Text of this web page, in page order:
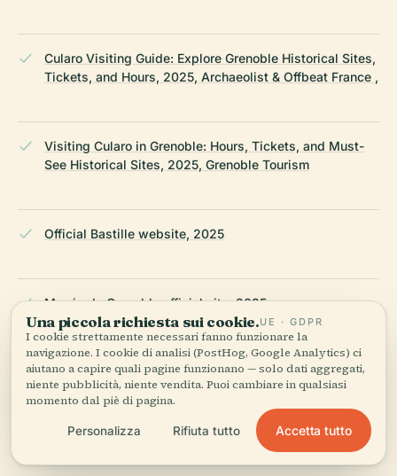
Cularo Visiting Guide: Explore Grenoble Historical Sites,
Tickets, and Hours, 2025, Archaeolist & Offbeat France ,
Visiting Cularo in Grenoble: Hours, Tickets, and Must-
See Historical Sites, 2025, Grenoble Tourism
Official Bastille website, 2025
Musée de Grenoble official site, 2025
Musée de l’Ancien Évêché official site, 2025
PlanetWare Grenoble travel guide, 2025
Una piccola richiesta sui cookie.UE · GDPR
I cookie strettamente necessari fanno funzionare la
navigazione. I cookie di analisi (PostHog, Google Analytics) ci
aiutano a capire quali pagine funzionano — solo dati aggregati,
niente pubblicità, niente vendita. Puoi cambiare in qualsiasi
momento dal piè di pagina.
Personalizza Rifiuta tutto Accetta tutto